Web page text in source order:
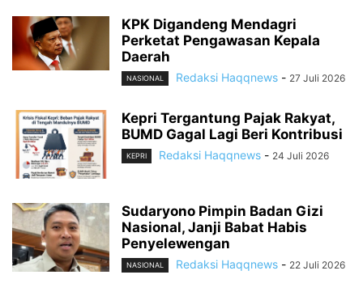
KPK Digandeng Mendagri
Perketat Pengawasan Kepala
Daerah
NASIONAL Redaksi Haqqnews - 27 Juli 2026
Kepri Tergantung Pajak Rakyat,
BUMD Gagal Lagi Beri Kontribusi
KEPRI Redaksi Haqqnews - 24 Juli 2026
Sudaryono Pimpin Badan Gizi
Nasional, Janji Babat Habis
Penyelewengan
NASIONAL Redaksi Haqqnews - 22 Juli 2026